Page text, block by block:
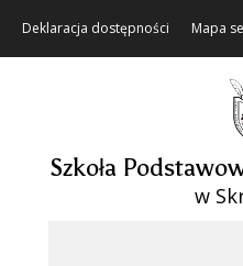
Deklaracja dostępności Mapa
Szkoła
w